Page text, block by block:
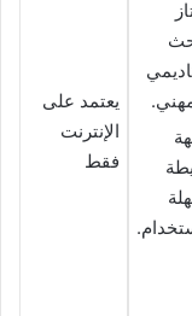
يعتمد على
الإنترنت
فقط